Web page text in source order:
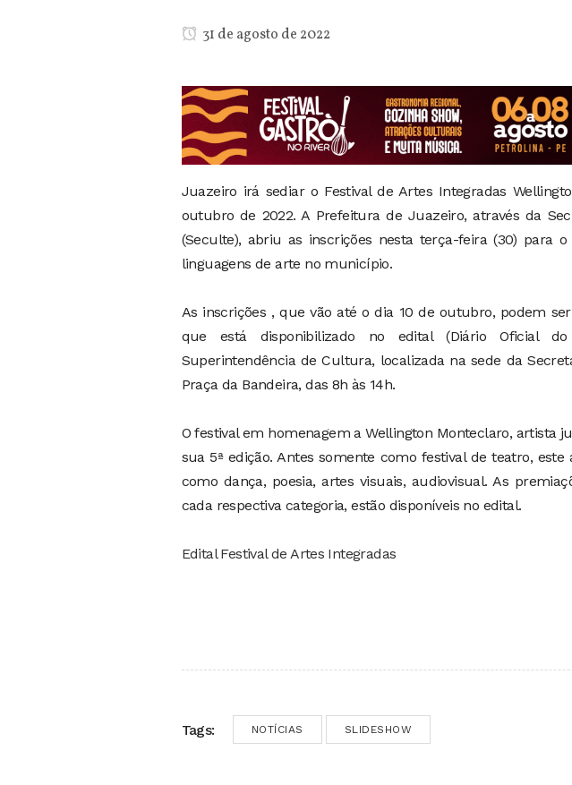
31 de agosto de 2022
Juazeiro irá sediar o Festival de Artes Integradas
outubro de 2022. A Prefeitura de Juazeiro, através da
(Seculte), abriu as inscrições nesta terça-feira (30) para
linguagens de arte no município.
As inscrições , que vão até o dia 10 de outubro, podem
que está disponibilizado no edital (Diário Oficial
Superintendência de Cultura, localizada na sede da
Praça da Bandeira, das 8h às 14h.
O festival em homenagem a Wellington Monteclaro, artista
sua 5ª edição. Antes somente como festival de teatro,
como dança, poesia, artes visuais, audiovisual. As
cada respectiva categoria, estão disponíveis no edital.
Edital Festival de Artes Integradas
Tags: NOTÍCIAS SLIDESHOW